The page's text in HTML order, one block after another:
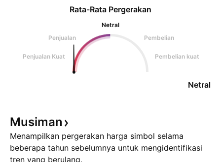
Rata-Rata Pergerakan
Netral
Penjualan
Pembelian
Penjualan Kuat Pembelian kuat
Netral
Musiman
Menampilkan pergerakan harga simbol selama
beberapa tahun sebelumnya untuk mengidentifikasi
tren yang berulang.